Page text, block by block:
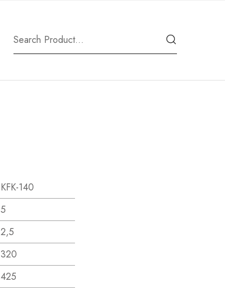
KFK-140
5
2,5
320
425